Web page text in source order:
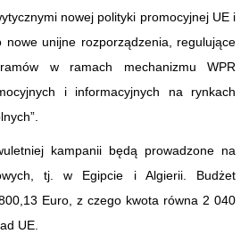
nowej polityki promocyjnej UE i
unijne rozporządzenia, regulujące
w ramach mechanizmu WPR
i informacyjnych na rynkach
kampanii będą prowadzone na
tj. w Egipcie i Algierii. Budżet
Euro, z czego kwota równa 2 040
UE.